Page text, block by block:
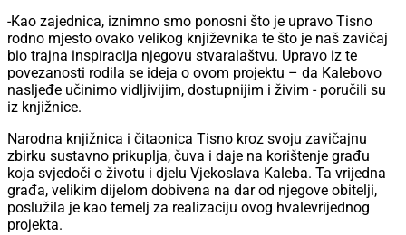
-Kao zajednica, iznimno smo ponosni što je upravo Tisno
rodno mjesto ovako velikog književnika te što je naš zavičaj
bio trajna inspiracija njegovu stvaralaštvu. Upravo iz te
povezanosti rodila se ideja o ovom projektu – da Kalebovo
nasljeđe učinimo vidljivijim, dostupnijim i živim - poručili su
iz knjižnice.
Narodna knjižnica i čitaonica Tisno kroz svoju zavičajnu
zbirku sustavno prikuplja, čuva i daje na korištenje građu
koja svjedoči o životu i djelu Vjekoslava Kaleba. Ta vrijedna
građa, velikim dijelom dobivena na dar od njegove obitelji,
poslužila je kao temelj za realizaciju ovog hvalevrijednog
projekta.